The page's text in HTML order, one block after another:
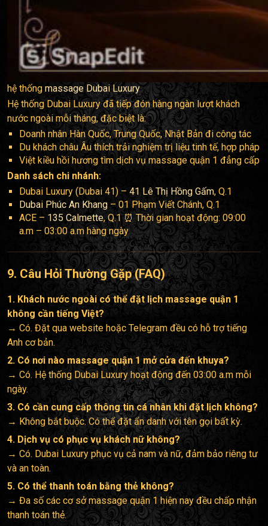
hệ thống massage Dubai Luxury
Hệ thống Dubai Luxury đã tiếp đón hàng ngàn lượt khách
nước ngoài mỗi tháng, đặc biệt là:
Doanh nhân Hàn Quốc, Trung Quốc, Nhật Bản đi công tác
Du khách châu Âu thích trải nghiệm trị liệu tinh tế, hợp pháp
Việt kiều hồi hương tìm dịch vụ massage quận 1 đẳng cấp
Danh sách chi nhánh:
Dubai Luxury (Dubai 41) – 41 Lê Thị Hồng Gấm, Q.1
Dubai Phúc An Khang – 01 Phạm Viết Chánh, Q.1
ACE – 135 Calmette, Q.1 ⏰ Thời gian hoạt động: 09:00
a.m – 03:00 a.m hàng ngày
9. Câu Hỏi Thường Gặp (FAQ)
1. Khách nước ngoài có thể đặt lịch massage quận 1
không cần tiếng Việt?
→ Có. Đặt qua website hoặc Telegram đều có hỗ trợ tiếng
Anh cơ bản.
2. Có nơi nào massage quận 1 mở cửa đến khuya?
→ Có. Hệ thống Dubai Luxury hoạt động đến 03:00 a.m mỗi
ngày.
3. Có cần cung cấp thông tin cá nhân khi đặt lịch không?
→ Không bắt buộc. Có thể đặt ẩn danh với tên gọi bất kỳ.
4. Dịch vụ có phục vụ khách nữ không?
→ Có. Dubai Luxury phục vụ cả nam và nữ, đảm bảo riêng tư
và an toàn.
5. Có thể thanh toán bằng thẻ không?
→ Đa số các cơ sở massage quận 1 hiện nay đều chấp nhận
thanh toán thẻ.